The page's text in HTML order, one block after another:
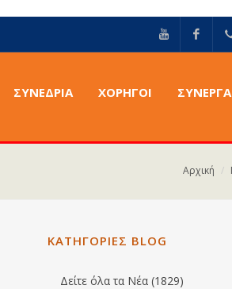
ΣΥΝΈΔΡΙΑ ΧΟΡΗΓΟΙ
Αρχική
ΚΑΤΗΓΟΡΙΕΣ BLOG
Δείτε όλα τα Νέα (1829)